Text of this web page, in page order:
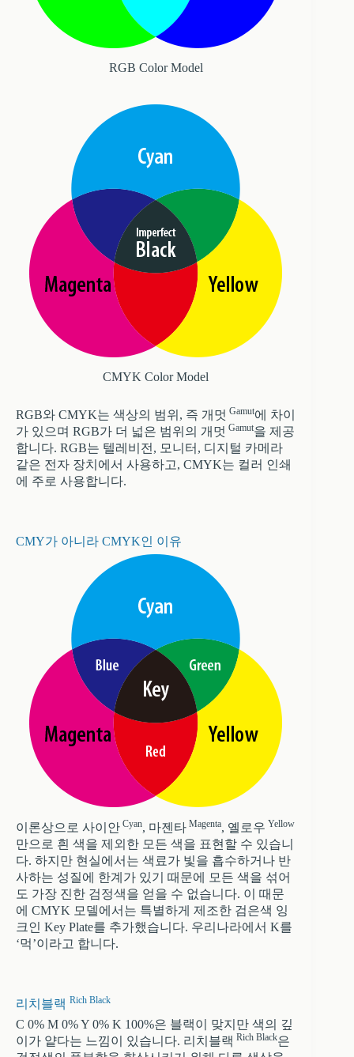
RGB Color Model
CMYK Color Model
RGB와 CMYK는 색상의 범위, 즉 개멋 Gamut에 차이
가 있으며 RGB가 더 넓은 범위의 개멋 Gamut을 제공
합니다. RGB는 텔레비전, 모니터, 디지털 카메라
같은 전자 장치에서 사용하고, CMYK는 컬러 인쇄
에 주로 사용합니다.
CMY가 아니라 CMYK인 이유
이론상으로 사이안 Cyan, 마젠타 Magenta, 옐로우 Yellow
만으로 흰 색을 제외한 모든 색을 표현할 수 있습니
다. 하지만 현실에서는 색료가 빛을 흡수하거나 반
사하는 성질에 한계가 있기 때문에 모든 색을 섞어
도 가장 진한 검정색을 얻을 수 없습니다. 이 때문
에 CMYK 모델에서는 특별하게 제조한 검은색 잉
크인 Key Plate를 추가했습니다. 우리나라에서 K를
‘먹’이라고 합니다.
리치블랙 Rich Black
C 0% M 0% Y 0% K 100%은 블랙이 맞지만 색의 깊
이가 얕다는 느낌이 있습니다. 리치블랙 Rich Black은